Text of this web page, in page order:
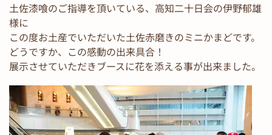
土佐漆喰のご指導を頂いている、高知二十日会の伊野郁雄
様に
この度お土産でいただいた土佐赤磨きのミニかまどです。
どうですか、この感動の出来具合！
展示させていただきブースに花を添える事が出来ました。